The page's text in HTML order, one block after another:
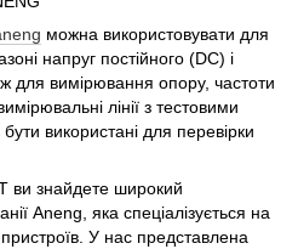
можна використовувати для
напруг постійного (DC) і
для вимірювання опору, частоти
лінії з тестовими
використані для перевірки
ви знайдете широкий
Anеng, яка спеціалізується на
У нас представлена